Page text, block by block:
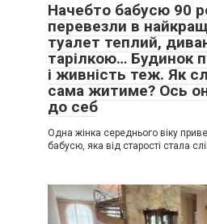
Начебто бабусю 90
перевезли в
туалет теплий,
тарілкою… Будинок
і живність теж. Як
сама житиме? Ось
до себ
Одна жінка середнього віку
бабусю, яка від старості стала